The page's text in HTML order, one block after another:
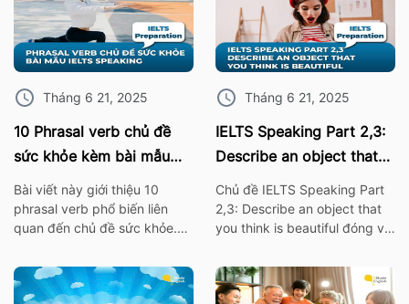
Tháng 6 21, 2025
10 Phrasal verb chủ đề
sức khỏe kèm bài mẫu
IELTS Speaking
Bài viết này giới thiệu 10
phrasal verb phổ biến liên
quan đến chủ đề sức khỏe.
giúp bạn mở rộng vốn từ
vựng mà còn rất hữu ích khi
Tháng 6 21, 2025
IELTS Speaking Part 2,3:
Describe an object that
you think is beautiful
Chủ đề IELTS Speaking Part
2,3: Describe an object that
you think is beautiful đóng vai
IELTS. Vì thế hãy cùng ISE tìm
hiểu các từ vựng thông dụng